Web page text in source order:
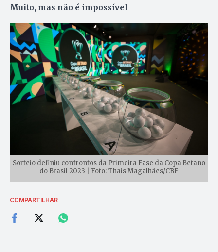
Muito, mas não é impossível
Sorteio definiu confrontos da Primeira Fase da Copa Betano
do Brasil 2023 | Foto: Thais Magalhães/CBF
COMPARTILHAR